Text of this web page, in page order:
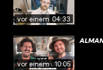
vor einem Jahr
04:33
vor einem Jahr
10:05